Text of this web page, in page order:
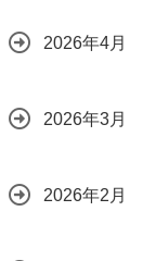
2026年4月
2026年3月
2026年2月